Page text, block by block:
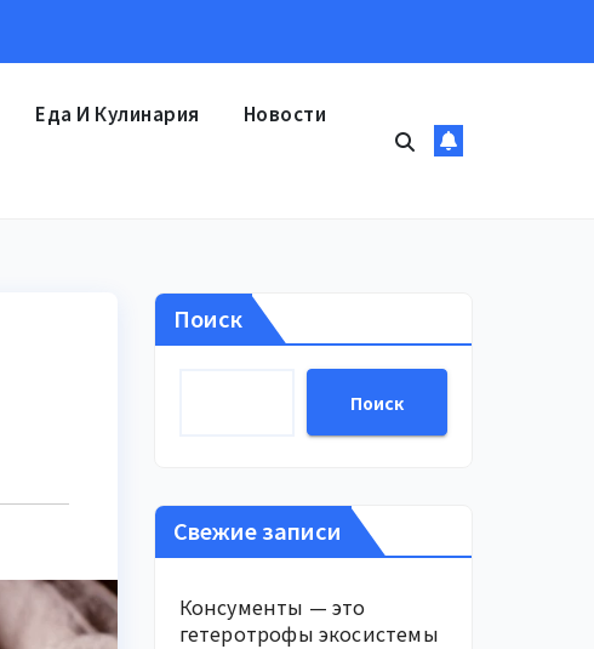
Еда И Кулинария Новости
Поиск
Поиск
Свежие записи
Консументы — это
гетеротрофы экосистемы